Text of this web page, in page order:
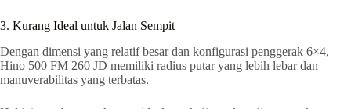
3. Kurang Ideal untuk Jalan Sempit
Dengan dimensi yang relatif besar dan konfigurasi penggerak 6×4,
Hino 500 FM 260 JD memiliki radius putar yang lebih lebar dan
manuverabilitas yang terbatas.